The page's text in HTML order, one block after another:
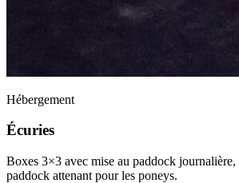
Hébergement
Écuries
Boxes 3×3 avec mise au paddock
paddock attenant pour les poneys.